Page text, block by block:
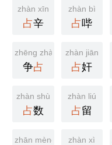
zhàn xīn
占辛
zhàn bì
占哔
zhēng zhàn
争占
zhàn jiān
占奸
zhàn shù
占数
zhàn liú
占留
zhān mèng zhàn xì